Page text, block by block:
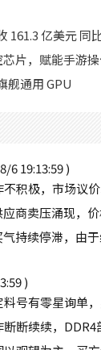
161.3 亿美元 同
片，赋能手游
舰通用 GPU
6 19:13:59 )
不积极，市场议
应商卖压涌现，
气持续停滞，由
)